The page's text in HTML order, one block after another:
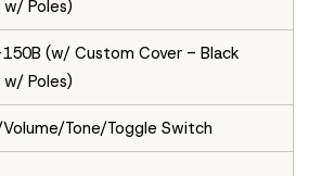
Poles)
150B (w/ Custom Cover - Black
Poles)
Tone/Toggle Switch